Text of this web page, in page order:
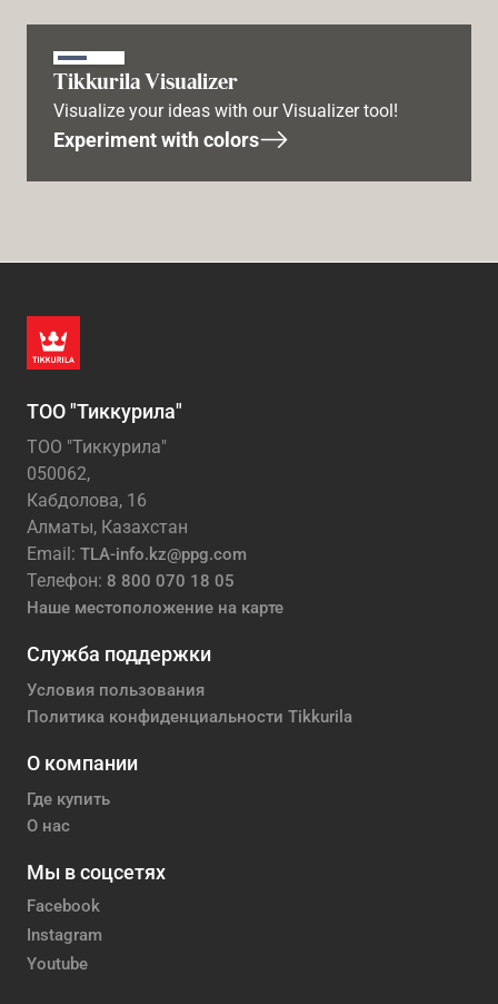
Tikkurila Visualizer
Visualize your ideas with our Visualizer tool!
Experiment with colors
ТОО "Тиккурила"
ТОО "Тиккурила"
050062,
Кабдолова, 16
Алматы, Казахстан
Email: TLA-info.kz@ppg.com
Телефон: 8 800 070 18 05
Наше местоположение на карте
Служба поддержки
Условия пользования
Политика конфиденциальности Tikkurila
О компании
Где купить
О нас
Мы в соцсетях
Facebook
Instagram
Youtube